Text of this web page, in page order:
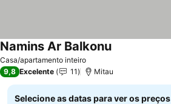
Casa/apartamento inteiro
Namins Ar BalkonuVer preços
9,8 Excelente 11 Mitau
Selecione as datas para ver os preços